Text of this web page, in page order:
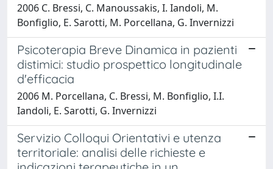
2006 C. Bressi, C. Manoussakis, I. Iandoli, M.
Bonfiglio, E. Sarotti, M. Porcellana, G. Invernizzi
Psicoterapia Breve Dinamica in pazienti
distimici: studio prospettico longitudinale
d'efficacia
2006 M. Porcellana, C. Bressi, M. Bonfiglio, I.I.
Iandoli, E. Sarotti, G. Invernizzi
Servizio Colloqui Orientativi e utenza
territoriale: analisi delle richieste e